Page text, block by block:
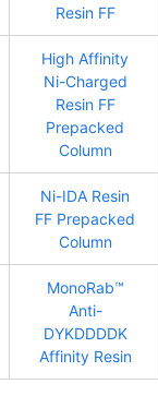
Resin FF
High Affinity
Ni-Charged
Resin FF
Prepacked
Column
Ni-IDA Resin
FF Prepacked
Column
MonoRab™
Anti-
DYKDDDDK
Affinity Resin